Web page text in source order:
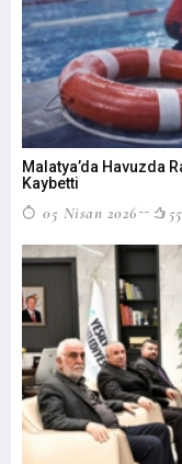
Malatya’da Havuzda
Kaybetti
05 Nisan 2026